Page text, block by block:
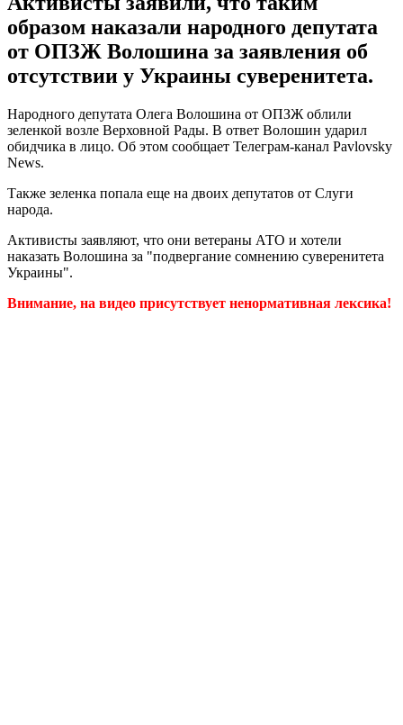
образом наказали народного депутата
от ОПЗЖ Волошина за заявления об
отсутствии у Украины суверенитета.
Народного депутата Олега Волошина от ОПЗЖ облили
зеленкой возле Верховной Рады. В ответ Волошин ударил
обидчика в лицо. Об этом сообщает Телеграм-канал Pavlovsky
News.
Также зеленка попала еще на двоих депутатов от Слуги
народа.
Активисты заявляют, что они ветераны АТО и хотели
наказать Волошина за "подвергание сомнению суверенитета
Украины".
Внимание, на видео присутствует ненормативная лексика!